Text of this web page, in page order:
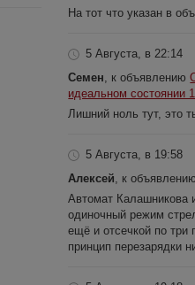
На тот что указан в
5 Августа, в 22:14
Семен , к объявлению
идеальном состоянии
Лишний ноль тут, это
5 Августа, в 19:58
Алексей , к
Автомат Калашникова
одиночный режим
ещё и отсечкой по три
принцип перезарядки